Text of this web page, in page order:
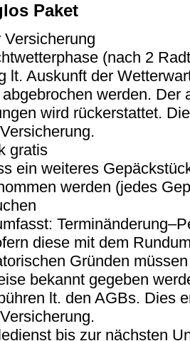
Paket
Versicherung
(nach 2
lt. Auskunft der
werden. Der
wird rückerstattet.
gratis
ein weiteres
werden (jedes
diese mit dem
Gründen
bekannt gegeben
lt. den AGBs. Dies
bis zur nächsten